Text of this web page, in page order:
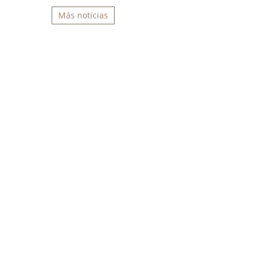
Más noticias